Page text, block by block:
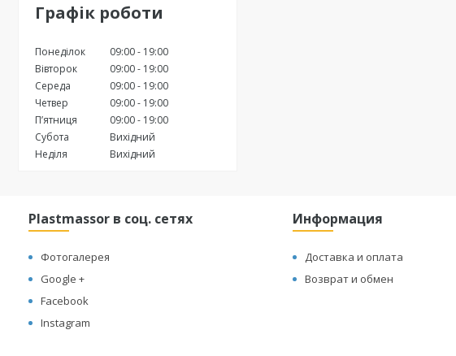
Графік роботи
Понеділок 09:00
19:00
Вівторок
09:00
19:00
Середа
09:00
19:00
Четвер
09:00
19:00
Пʼятниця
09:00
19:00
Субота
Вихідний
Неділя
Вихідний
Plastmassor в соц. сетях
Фотогалерея
Google +
Facebook
Instagram
Информация
Доставка и оплата
Возврат и обмен